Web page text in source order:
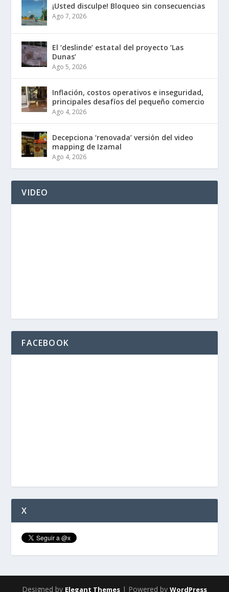
¡Usted disculpe! Bloqueo sin consecuencias
Ago 7, 2026
El ‘deslinde’ estatal del proyecto ‘Las
Dunas’
Ago 5, 2026
Inflación, costos operativos e inseguridad,
principales desafíos del pequeño comercio
Ago 4, 2026
Decepciona ‘renovada’ versión del video
mapping de Izamal
Ago 4, 2026
VIDEO
FACEBOOK
X
Designed by Elegant Themes | Powered by WordPress